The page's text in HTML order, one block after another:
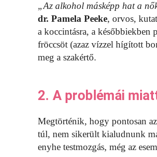
„Az alkohol másképp hat a
dr. Pamela Peeke, orvos,
a koccintásra, a későbbiekben
fröccsöt (azaz vízzel hígított
meg a szakértő.
2. A problémái
Megtörténik, hogy pontosan
túl, nem sikerült kialudnunk
enyhe testmozgás, még az